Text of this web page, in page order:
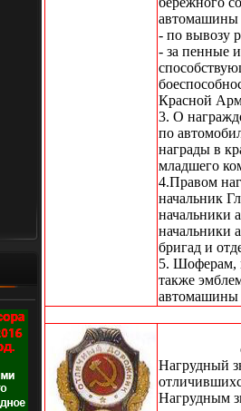
автомашины
- по вывозу
- за пенные
Красной
3. О
по
награды в
младшего
4.Правом
начальник
начальники
начальники
бригад и
5. Шоферам,
также
автомашины
Нагрудный
Нагрудным